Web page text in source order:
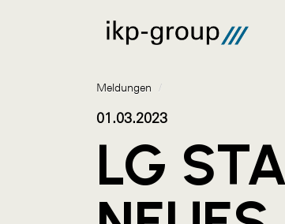
Meldungen /
01.03.2023
LG